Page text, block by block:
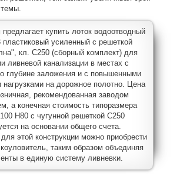
купить лоток водоотводный
усиленный с решеткой
кл. C250 (сборный комплект) для
ливневой канализации в местах с
глубине заложения и с повышенными
нагрузками на дорожное полотно. Цена
рекомендованная заводом
а конечная стоимость типоразмера
H80 с чугунной решеткой C250
на основании общего счета.
этой конструкции можно приобрести
таким образом объединяя
в единую систему ливневки.